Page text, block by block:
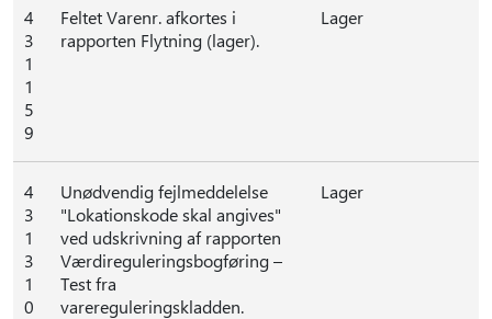
4
3
1
1
5
9
Feltet Varenr. afkortes i
rapporten Flytning (lager).
Lager
4
3
1
3
1
0
Unødvendig fejlmeddelelse
"Lokationskode skal angives"
ved udskrivning af rapporten
Værdireguleringsbogføring –
Test fra
varereguleringskladden.
Lager